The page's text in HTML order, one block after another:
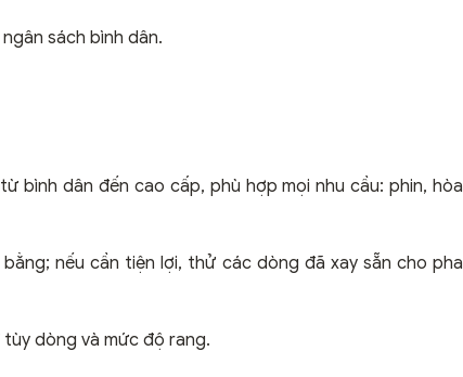
sách bình dân.
bình dân đến cao cấp, phù hợp mọi nhu cầu: phin, hòa
nếu cần tiện lợi, thử các dòng đã xay sẵn cho pha
dòng và mức độ rang.